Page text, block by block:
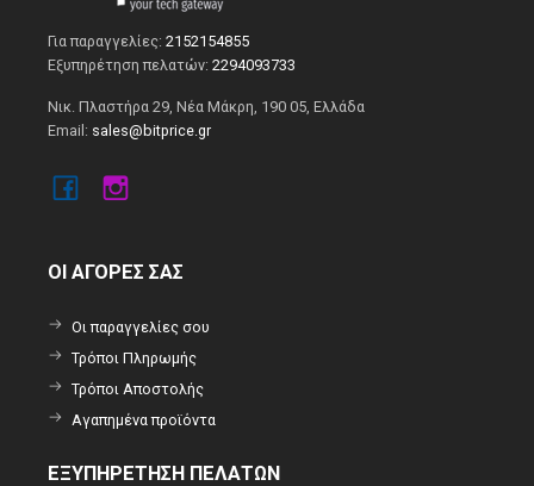
Για παραγγελίες:2152154855
Εξυπηρέτηση πελατών:2294093733
Νικ. Πλαστήρα 29, Νέα Μάκρη, 190 05, Ελλάδα
Email: sales@bitprice.gr
ΟΙ ΑΓΟΡΕΣ ΣΑΣ
Οι παραγγελίες σου
Τρόποι Πληρωμής
Τρόποι Αποστολής
Αγαπημένα προϊόντα
ΕΞΥΠΗΡΕΤΗΣΗ ΠΕΛΑΤΩΝ